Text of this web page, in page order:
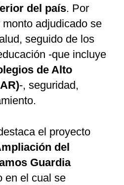
del país. Por
adjudicado se
seguido de los
-que incluye
de Alto
-, seguridad,
el proyecto
del
Guardia
en el cual se